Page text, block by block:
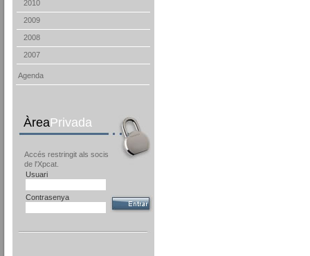
2010
2009
2008
2007
Agenda
ÀreaPrivada
Accés restringit als socis
de l'Xpcat.
Usuari
Contrasenya